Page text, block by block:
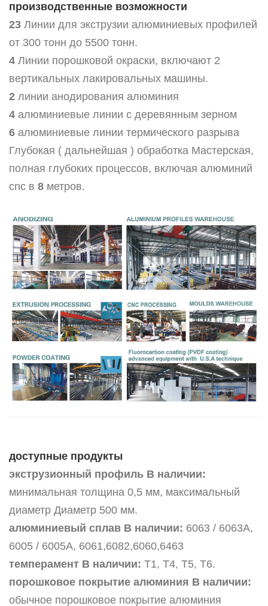
производственные возможности
23 Линии для экструзии алюминиевых профилей
от 300 тонн до 5500 тонн.
4 Линии порошковой окраски, включают 2
вертикальных лакировальных машины.
2 линии анодирования алюминия
4 алюминиевые линии с деревянным зерном
6 алюминиевые линии термического разрыва
Глубокая ( дальнейшая ) обработка Мастерская,
полная глубоких процессов, включая алюминий
cnc в 8 метров.
доступные продукты
экструзионный профиль В наличии:
минимальная толщина 0,5 мм, максимальный
диаметр Диаметр 500 мм.
алюминиевый сплав В наличии: 6063 / 6063A,
6005 / 6005A, 6061,6082,6060,6463
темперамент В наличии: Т1, Т4, Т5, Т6.
порошковое покрытие алюминия В наличии:
обычное порошковое покрытие алюминия